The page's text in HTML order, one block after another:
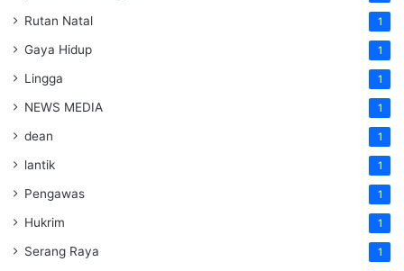
Rutan Natal 1
Gaya Hidup 1
Lingga 1
NEWS MEDIA 1
dean 1
lantik 1
Pengawas 1
Hukrim 1
Serang Raya 1